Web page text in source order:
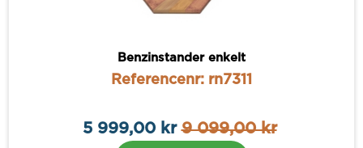
Benzinstander enkelt
Referencenr: rn7311
5 999,00 kr9 099,00 kr